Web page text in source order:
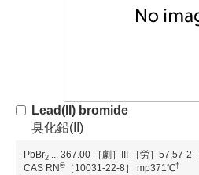
Lead(II) bromide
臭化鉛(II)
PbBr2 ... 367.00 ［劇］III ［労］57,57-2
CAS RN ® ［10031-22-8］ mp371℃†